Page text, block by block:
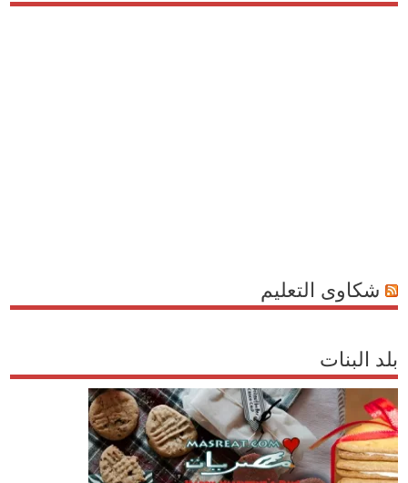
شكاوى التعليم
بلد البنات